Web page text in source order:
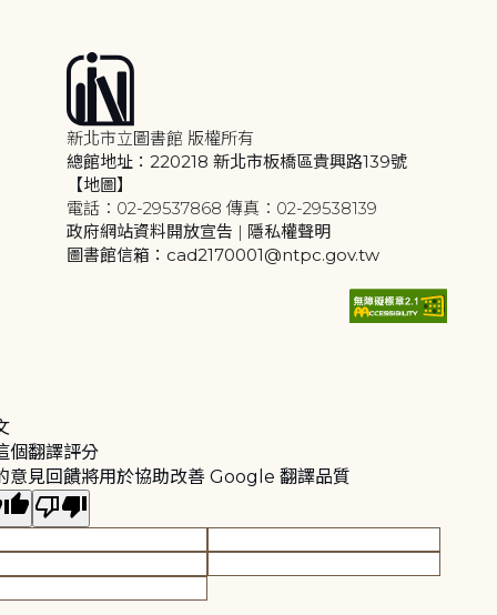
新北市立圖書館 版權所有
總館地址：220218 新北市板橋區貴興路139號
【地圖】
電話：02-29537868 傳真：02-29538139
政府網站資料開放宣告 | 隱私權聲明
圖書館信箱：cad2170001@ntpc.gov.tw
個翻譯評分
意見回饋將用於協助改善 Google 翻譯品質